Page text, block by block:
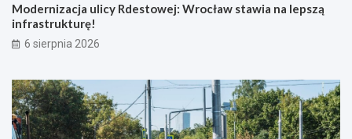
Modernizacja ulicy Rdestowej: Wrocław stawia na lepszą
infrastrukturę!
6 sierpnia 2026